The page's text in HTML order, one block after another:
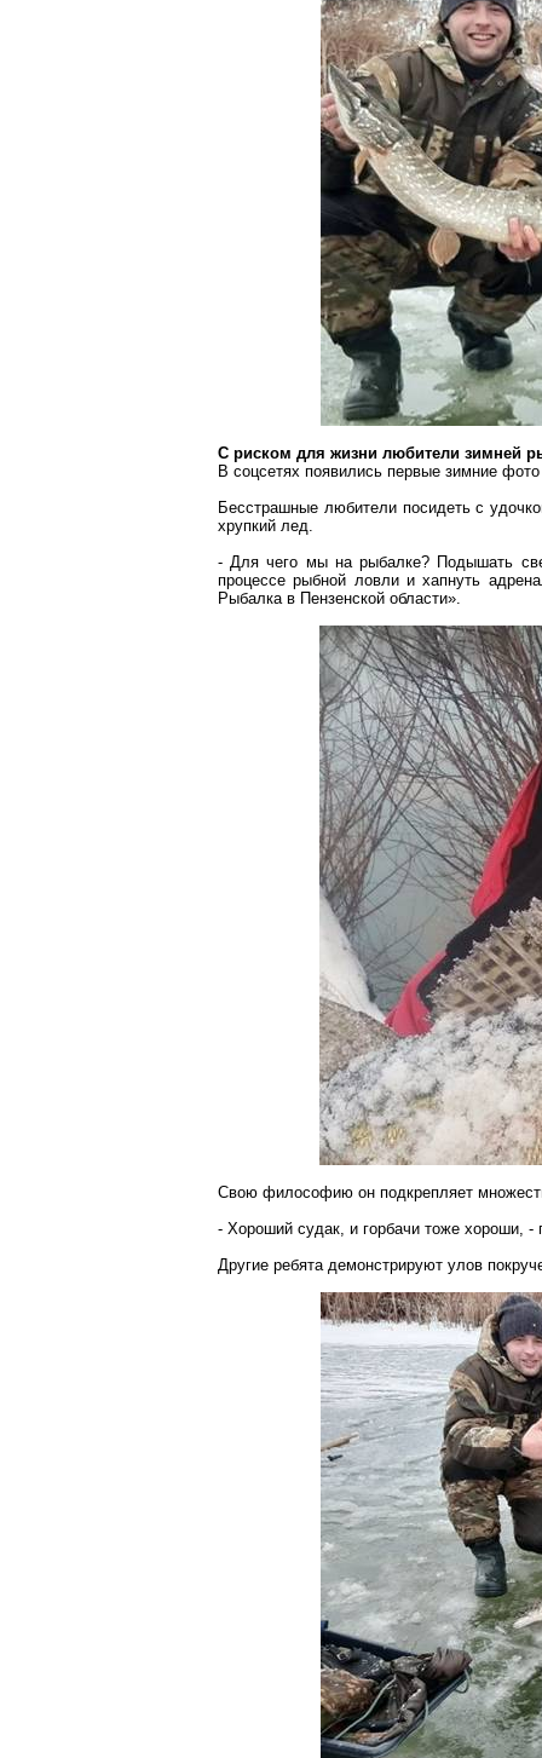
С риском для жизни любители зимней
В соцсетях появились первые зимние
Бесстрашные любители посидеть с
хрупкий лед.
- Для чего мы на рыбалке? Подышать
процессе рыбной ловли ихапнуть
Рыбалка в Пензенской области».
Свою философию он подкрепляет
- Хороший судак, и горбачи тоже хороши,
Другие ребята демонстрируют улов